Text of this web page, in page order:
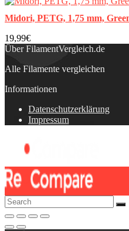
Midori, PETG, 1,75 mm,
19,99€
Über FilamentVergleich.de
Alle Filamente vergleichen
Informationen
Datenschutzerklärung
Impressum